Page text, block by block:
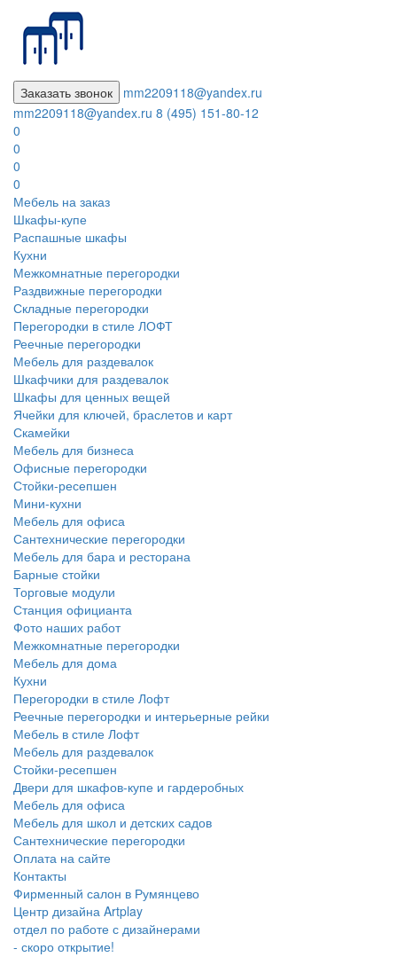
Заказать звонок
mm2209118@yandex.ru
mm2209118@yandex.ru 8 (495) 151-80-12
0
0
0
0
Мебель на заказ
Шкафы-купе
Распашные шкафы
Кухни
Межкомнатные перегородки
Раздвижные перегородки
Складные перегородки
Перегородки в стиле ЛОФТ
Реечные перегородки
Мебель для раздевалок
Шкафчики для раздевалок
Шкафы для ценных вещей
Ячейки для ключей, браслетов и карт
Скамейки
Мебель для бизнеса
Офисные перегородки
Стойки-ресепшен
Мини-кухни
Мебель для офиса
Сантехнические перегородки
Мебель для бара и ресторана
Барные стойки
Торговые модули
Станция официанта
Фото наших работ
Межкомнатные перегородки
Мебель для дома
Кухни
Перегородки в стиле Лофт
Реечные перегородки и интерьерные рейки
Мебель в стиле Лофт
Мебель для раздевалок
Стойки-ресепшен
Двери для шкафов-купе и гардеробных
Мебель для офиса
Мебель для школ и детских садов
Сантехнические перегородки
Оплата на сайте
Контакты
Фирменный салон в Румянцево
Центр дизайна Artplay
отдел по работе с дизайнерами
- скоро открытие!